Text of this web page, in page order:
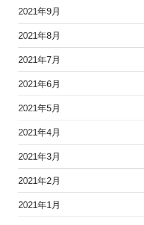
2021年9月
2021年8月
2021年7月
2021年6月
2021年5月
2021年4月
2021年3月
2021年2月
2021年1月